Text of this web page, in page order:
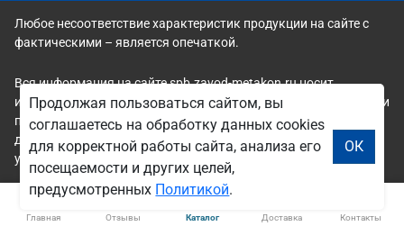
Любое несоответствие характеристик продукции на сайте с
фактическими – является опечаткой.
Вся информация на сайте spb.zavod-metakon.ru носит
исключительно ознакомительный и справочный характер и ни
при каких условиях не является публичной офертой. Всю
дополнительную информацию можно узнать по телефонам
указанным на сайте.
Главная Отзывы Каталог Доставка Контакты
Продолжая пользоваться сайтом, вы
соглашаетесь на обработку данных cookies
для корректной работы сайта, анализа его
посещаемости и других целей,
предусмотренных Политикой.
ОК